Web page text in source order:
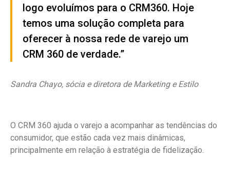
logo evoluímos para o CRM360. Hoje
temos uma solução completa para
oferecer à nossa rede de varejo um
CRM 360 de verdade.”
Sandra Chayo, sócia e diretora de Marketing e Estilo
O CRM 360 ajuda o varejo a acompanhar as tendências do
consumidor, que estão cada vez mais dinâmicas,
principalmente em relação à estratégia de fidelização.